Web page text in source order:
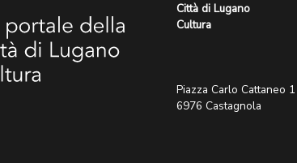
Città di Lugano
Cultura
Piazza Carlo Cattaneo 1
6976 Castagnola